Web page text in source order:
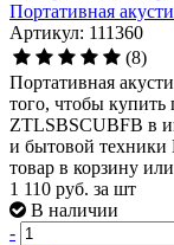
Портативная
Артикул: 111360
(8)
Портативная
того, чтобы купить
ZTLSBSCUBFB в
и бытовой
товар в корзину
1 110 руб. за шт
В наличии
-